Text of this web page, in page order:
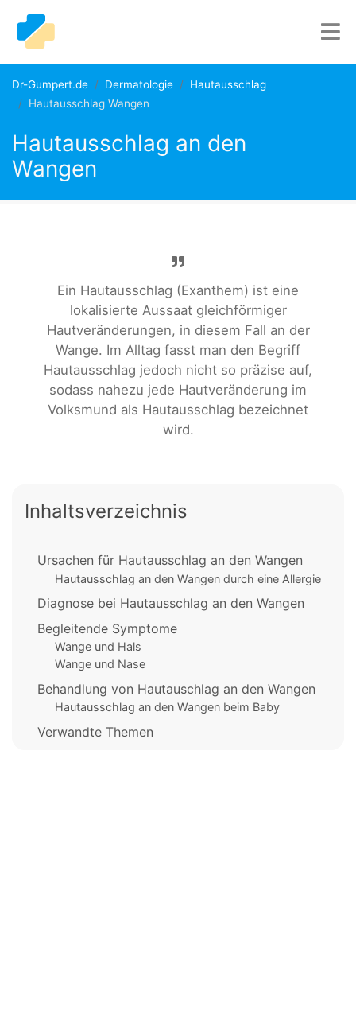
Dr-Gumpert.de Dermatologie
Hautausschlag
Hautausschlag Wangen
Hautausschlag an den
Wangen
Ein Hautausschlag (Exanthem) ist eine
lokalisierte Aussaat gleichförmiger
Hautveränderungen, in diesem Fall an der
Wange. Im Alltag fasst man den Begriff
Hautausschlag jedoch nicht so präzise auf,
sodass nahezu jede Hautveränderung im
Volksmund als Hautausschlag bezeichnet
wird.
Inhaltsverzeichnis
Ursachen für Hautausschlag an den Wangen
Hautausschlag an den Wangen durch eine Allergie
Diagnose bei Hautausschlag an den Wangen
Begleitende Symptome
Wange und Hals
Wange und Nase
Behandlung von Hautauschlag an den Wangen
Hautausschlag an den Wangen beim Baby
Verwandte Themen